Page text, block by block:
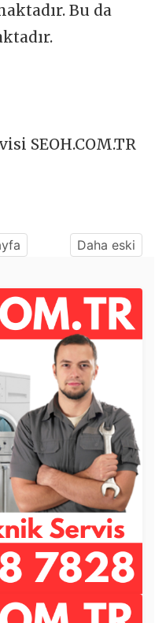
Bu da
SEOH.COM.TR
Daha eski